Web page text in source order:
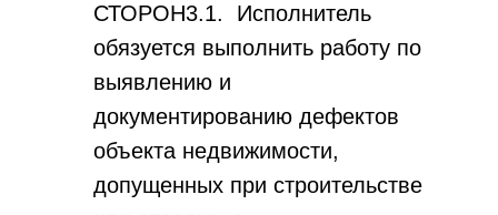
СТОРОН3.1. Исполнитель
обязуется выполнить работу по
выявлению и
документированию дефектов
объекта недвижимости,
допущенных при строительстве